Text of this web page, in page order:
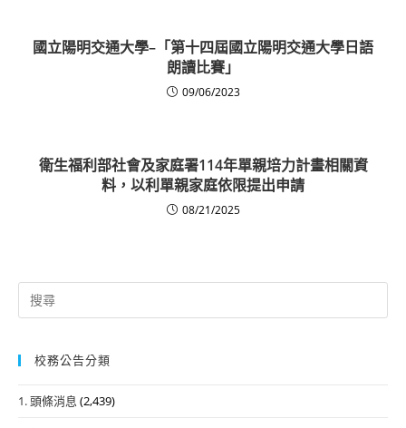
國立陽明交通大學–「第十四屆國立陽明交通大學日語
朗讀比賽」
09/06/2023
衛生福利部社會及家庭署114年單親培力計畫相關資
料，以利單親家庭依限提出申請
08/21/2025
Search
for:
校務公告分類
1. 頭條消息 (2,439)